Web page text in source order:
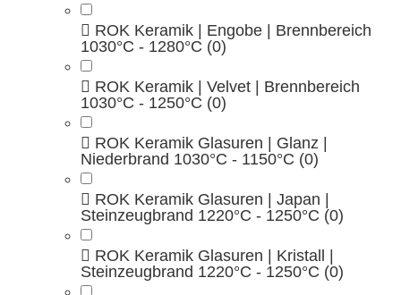
ROK Keramik | Engobe | Brennbereich
1030°C - 1280°C (0)
ROK Keramik | Velvet | Brennbereich
1030°C - 1250°C (0)
ROK Keramik Glasuren | Glanz |
Niederbrand 1030°C - 1150°C (0)
ROK Keramik Glasuren | Japan |
Steinzeugbrand 1220°C - 1250°C (0)
ROK Keramik Glasuren | Kristall |
Steinzeugbrand 1220°C - 1250°C (0)